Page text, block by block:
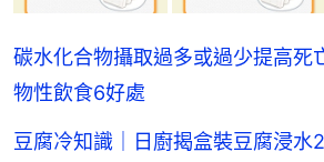
碳水化合物攝取過多或過少提高死
物性飲食6好處
豆腐冷知識｜日廚揭盒裝豆腐浸水